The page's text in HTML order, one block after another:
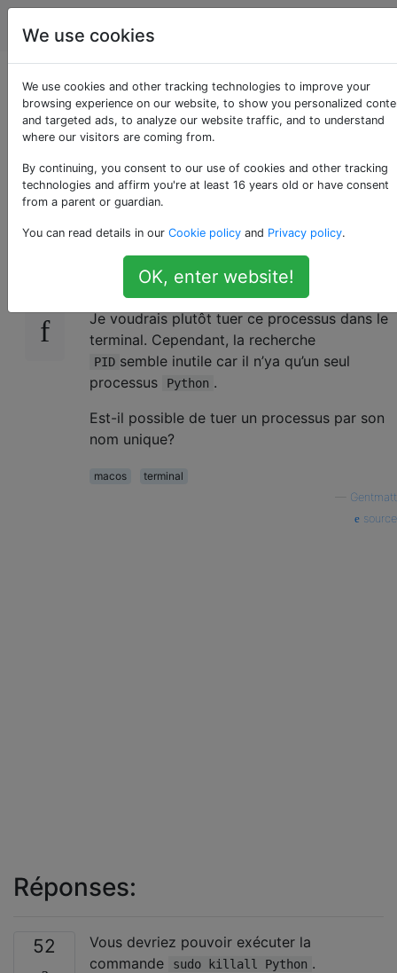
Apple
Comment puis-je
tuer un processus
par son nom?
44 Parfois, je remarque que le processus a été
Python
suspendu. Ensuite, je vais le tuer via
le moniteur d'activité et tout va bien.
Je voudrais plutôt tuer ce processus dans le
terminal. Cependant, la recherche
PID semble inutile car il n’ya qu’un seul
processus
Python .
Est-il possible de tuer un processus par son
nom unique?
macos
terminal
Gentmatt
source
Réponses:
52
Vous devriez pouvoir exécuter la
commande
sudo killall Python .
We use cookies
We use cookies and other tracking technologies to improve your
browsing experience on our website, to show you personalized
and targeted ads, to analyze our website traffic, and to understand
where our visitors are coming from.
By continuing, you consent to our use of cookies and other tracking
technologies and affirm you're at least 16 years old or have consent
from a parent or guardian.
You can read details in our Cookie policy and Privacy policy.
OK, enter website!